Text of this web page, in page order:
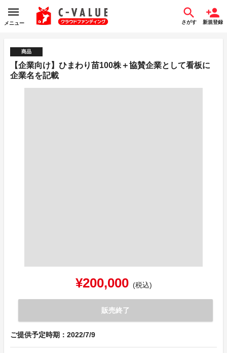
メニュー さがす 新規登録
商品
【企業向け】ひまわり苗100株＋協賛企業として看板に
企業名を記載
¥200,000 (税込)
販売終了
ご提供予定時期：2022/7/9